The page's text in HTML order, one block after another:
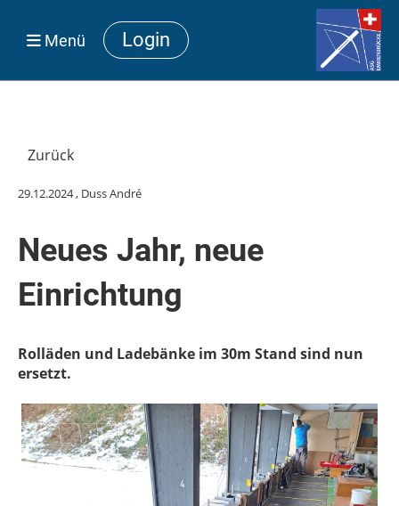
Login
Menü
Zurück
29.12.2024, Duss André
Neues Jahr, neue
Einrichtung
Rolläden und Ladebänke im 30m Stand sind nun
ersetzt.